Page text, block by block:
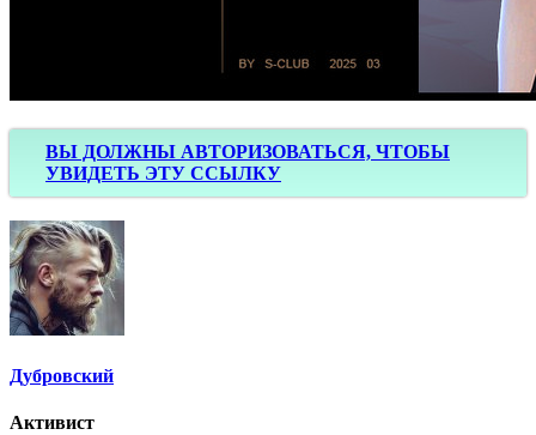
ВЫ ДОЛЖНЫ АВТОРИЗОВАТЬСЯ, ЧТОБЫ
УВИДЕТЬ ЭТУ ССЫЛКУ
Дубровский
Активист